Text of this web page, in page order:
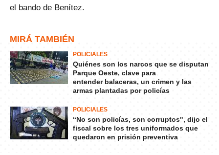
el bando de Benítez.
MIRÁ TAMBIÉN
POLICIALES
Quiénes son los narcos que se disputan
Parque Oeste, clave para
entender balaceras, un crimen y las
armas plantadas por policías
POLICIALES
“No son policías, son corruptos", dijo el
fiscal sobre los tres uniformados que
quedaron en prisión preventiva